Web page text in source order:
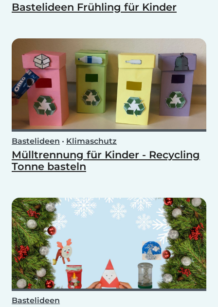
Bastelideen Frühling für Kinder
Bastelideen • Klimaschutz
Mülltrennung für Kinder - Recycling
Tonne basteln
Bastelideen